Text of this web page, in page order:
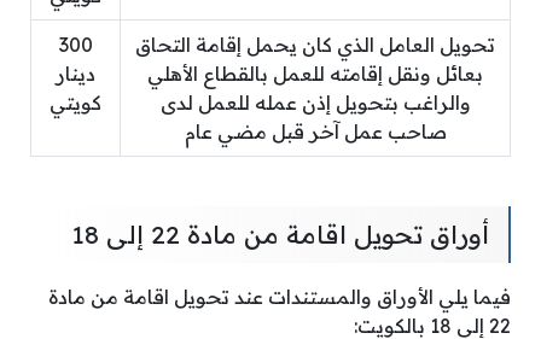
تحويل العامل الذي كان يحمل إقامة التحاق
بعائل ونقل إقامته للعمل بالقطاع الأهلي
والراغب بتحويل إذن عمله للعمل لدى
صاحب عمل آخر قبل مضي عام
300
دينار
كويتي
أوراق تحويل اقامة من مادة 22 إلى 18
فيما يلي الأوراق والمستندات عند تحويل اقامة من مادة
22 إلى 18 بالكويت: